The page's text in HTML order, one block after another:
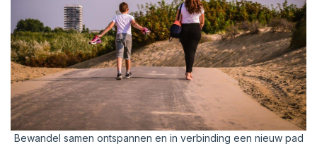
Bewandel samen ontspannen en in verbinding een nieuw pad